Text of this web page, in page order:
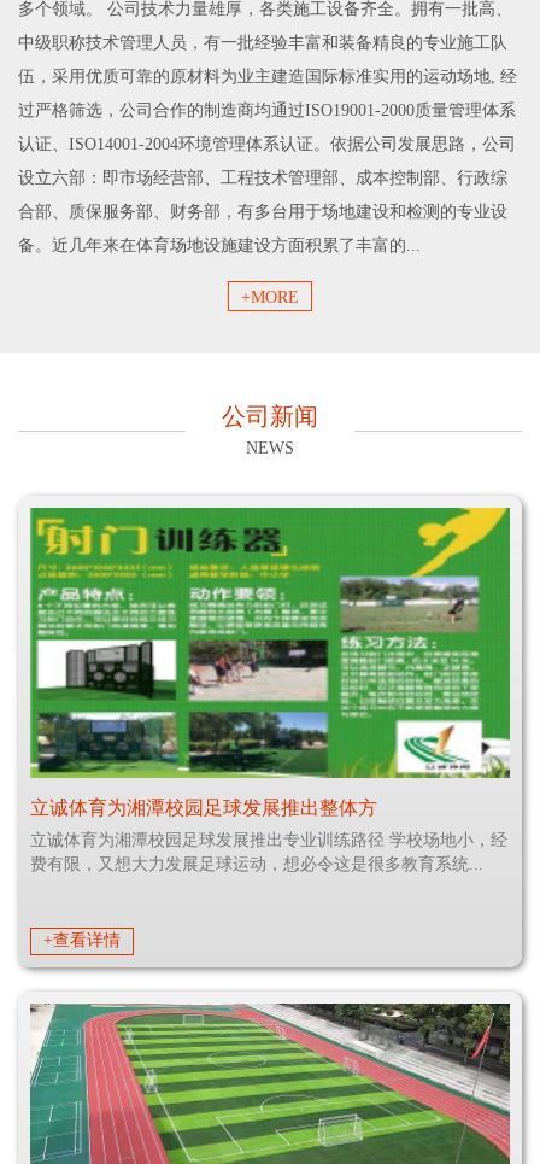
多个领域。 公司技术力量雄厚，各类施工设备齐全。拥有一批高、
中级职称技术管理人员，有一批经验丰富和装备精良的专业施工队
伍，采用优质可靠的原材料为业主建造国际标准实用的运动场地, 经
过严格筛选，公司合作的制造商均通过ISO19001-2000质量管理体系
认证、ISO14001-2004环境管理体系认证。依据公司发展思路，公司
设立六部：即市场经营部、工程技术管理部、成本控制部、行政综
合部、质保服务部、财务部，有多台用于场地建设和检测的专业设
备。近几年来在体育场地设施建设方面积累了丰富的...
+MORE
公司新闻
NEWS
立诚体育为湘潭校园足球发展推出整体方
立诚体育为湘潭校园足球发展推出专业训练路径 学校场地小，经
费有限，又想大力发展足球运动，想必令这是很多教育系统...
+查看详情